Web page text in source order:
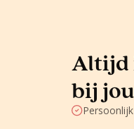
Altijd
bij